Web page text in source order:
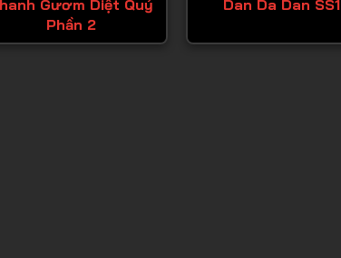
Tập 28
Gươm Diệt Quỷ
Phần 2
Dan Da Dan SS1